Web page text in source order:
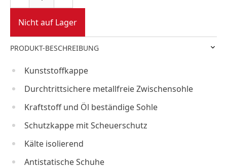
Nicht auf Lager
PRODUKT-BESCHREIBUNG
Kunststoffkappe
Durchtrittsichere metallfreie Zwischensohle
Kraftstoff und Öl beständige Sohle
Schutzkappe mit Scheuerschutz
Kälte isolierend
Antistatische Schuhe